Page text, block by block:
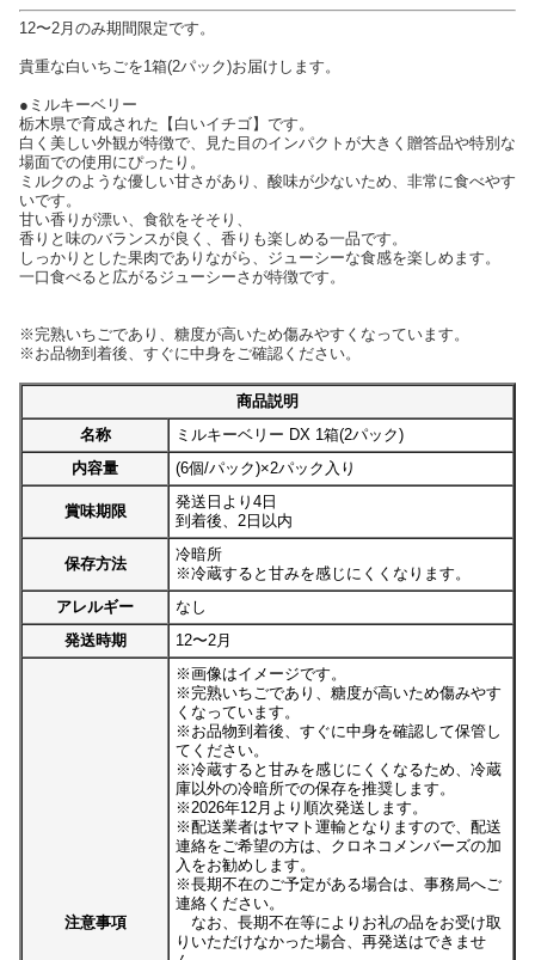
12〜2月のみ期間限定です。
貴重な白いちごを1箱(2パック)お届けします。
●ミルキーベリー
栃木県で育成された【白いイチゴ】です。
白く美しい外観が特徴で、見た目のインパクトが大きく贈答品や特別な
場面での使用にぴったり。
ミルクのような優しい甘さがあり、酸味が少ないため、非常に食べやす
いです。
甘い香りが漂い、食欲をそそり、
香りと味のバランスが良く、香りも楽しめる一品です。
しっかりとした果肉でありながら、ジューシーな食感を楽しめます。
一口食べると広がるジューシーさが特徴です。
※完熟いちごであり、糖度が高いため傷みやすくなっています。
※お品物到着後、すぐに中身をご確認ください。
商品説明
名称
ミルキーベリー DX 1箱(2パック)
内容量
(6個/パック)×2パック入り
賞味期限
発送日より4日
到着後、2日以内
保存方法
冷暗所
※冷蔵すると甘みを感じにくくなります。
アレルギー
なし
発送時期
12〜2月
注意事項
※画像はイメージです。
※完熟いちごであり、糖度が高いため傷みやす
くなっています。
※お品物到着後、すぐに中身を確認して保管し
てください。
※冷蔵すると甘みを感じにくくなるため、冷蔵
庫以外の冷暗所での保存を推奨します。
※2026年12月より順次発送します。
※配送業者はヤマト運輸となりますので、配送
連絡をご希望の方は、クロネコメンバーズの加
入をお勧めします。
※長期不在のご予定がある場合は、事務局へご
連絡ください。
なお、長期不在等によりお礼の品をお受け取
りいただけなかった場合、再発送はできませ